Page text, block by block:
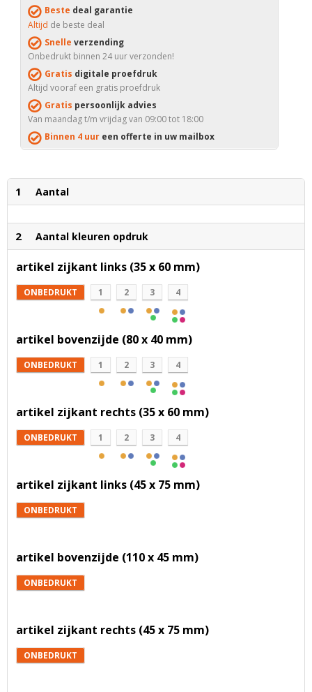
Beste deal garantie
Altijd de beste deal
Snelle verzending
Onbedrukt binnen 24 uur verzonden!
Gratis digitale proefdruk
Altijd vooraf een gratis proefdruk
Gratis persoonlijk advies
Van maandag t/m vrijdag van 09:00 tot 18:00
Binnen 4 uur een offerte in uw mailbox
1 Aantal
2 Aantal kleuren opdruk
artikel zijkant links (35 x 60 mm)
ONBEDRUKT 1 2 3 4
artikel bovenzijde (80 x 40 mm)
ONBEDRUKT 1 2 3 4
artikel zijkant rechts (35 x 60 mm)
ONBEDRUKT 1 2 3 4
artikel zijkant links (45 x 75 mm)
ONBEDRUKT
artikel bovenzijde (110 x 45 mm)
ONBEDRUKT
artikel zijkant rechts (45 x 75 mm)
ONBEDRUKT